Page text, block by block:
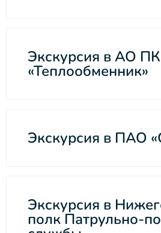
Экскурсия в АО
«Теплообменник»
Экскурсия в ПАО
Экскурсия в
полк Патрульно-